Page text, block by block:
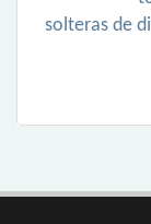
solteras de